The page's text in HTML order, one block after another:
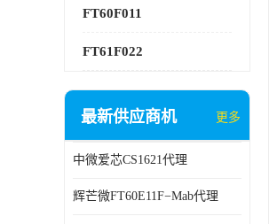
FT60F011
FT61F022
最新供应商机 更多
中微爱芯CS1621代理
辉芒微FT60E11F−Mab代理